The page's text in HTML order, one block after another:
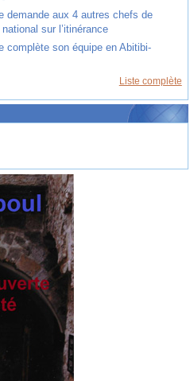
demande aux 4 autres chefs de
sur l’itinérance
complète son équipe en Abitibi-
Liste complète